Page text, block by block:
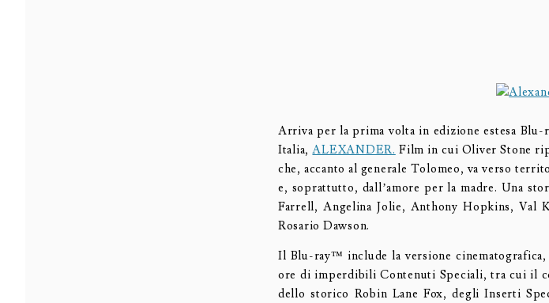
Arriva per la prima volta in edizione estesa
Italia,ALEXANDER. Film in cui Oliver Stone
che, accanto al generale Tolomeo, va verso
e, soprattutto, dall’amore per la madre. Una
Farrell, Angelina Jolie, Anthony Hopkins, Val
Rosario Dawson.
Il Blu-ray™ include la versione
ore di imperdibili Contenuti Speciali, tra cui il
dello storico Robin Lane Fox, degli Inserti